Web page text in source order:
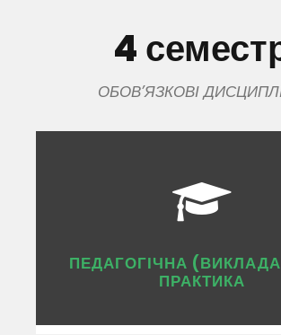
4
ОБОВ’ЯЗКОВІ
ПЕДАГОГІЧНА
ПРАКТИКА